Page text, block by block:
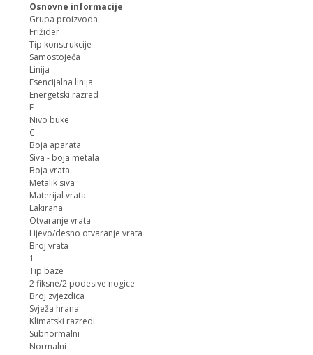
Osnovne informacije
Grupa proizvoda
Frižider
Tip konstrukcije
Samostojeća
Linija
Esencijalna linija
Energetski razred
E
Nivo buke
C
Boja aparata
Siva - boja metala
Boja vrata
Metalik siva
Materijal vrata
Lakirana
Otvaranje vrata
Lijevo/desno otvaranje vrata
Broj vrata
1
Tip baze
2 fiksne/2 podesive nogice
Broj zvjezdica
Svježa hrana
Klimatski razredi
Subnormalni
Normalni